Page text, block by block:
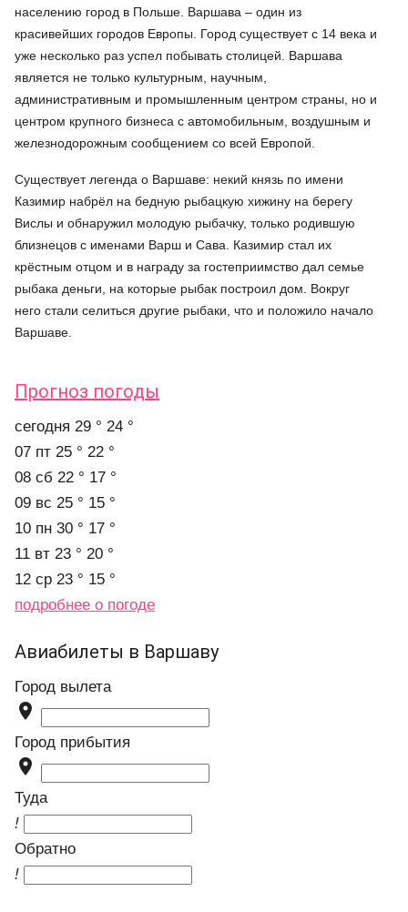
населению город в Польше. Варшава – один из
красивейших городов Европы. Город существует с 14 века и
уже несколько раз успел побывать столицей. Варшава
является не только культурным, научным,
административным и промышленным центром страны, но и
центром крупного бизнеса с автомобильным, воздушным и
железнодорожным сообщением со всей Европой.
Существует легенда о Варшаве: некий князь по имени
Казимир набрёл на бедную рыбацкую хижину на берегу
Вислы и обнаружил молодую рыбачку, только родившую
близнецов с именами Варш и Сава. Казимир стал их
крёстным отцом и в награду за гостеприимство дал семье
рыбака деньги, на которые рыбак построил дом. Вокруг
него стали селиться другие рыбаки, что и положило начало
Варшаве.
Прогноз погоды
cегодня 29 ° 24 °
07 пт 25 ° 22 °
08 сб 22 ° 17 °
09 вс 25 ° 15 °
10 пн 30 ° 17 °
11 вт 23 ° 20 °
12 ср 23 ° 15 °
подробнее о погоде
Авиабилеты в Варшаву
Город вылета

Город прибытия

Туда
!
Обратно
!